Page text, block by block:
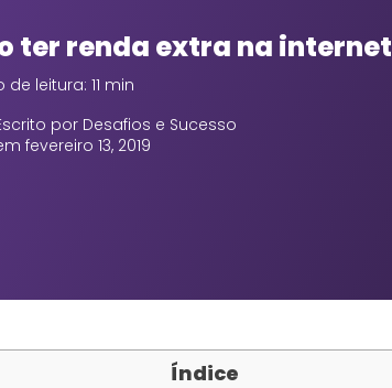
ter renda extra na internet
leitura: 11 min
por Desafios e Sucesso
fevereiro 13, 2019
Índice